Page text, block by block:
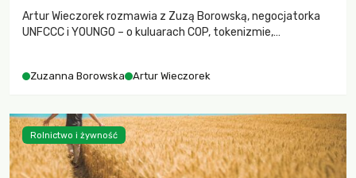
Artur Wieczorek rozmawia z Zuzą Borowską, negocjatorka
UNFCCC i YOUNGO – o kuluarach COP, tokenizmie,
Zuzanna Borowska Artur Wieczorek
Rolnictwo i żywność